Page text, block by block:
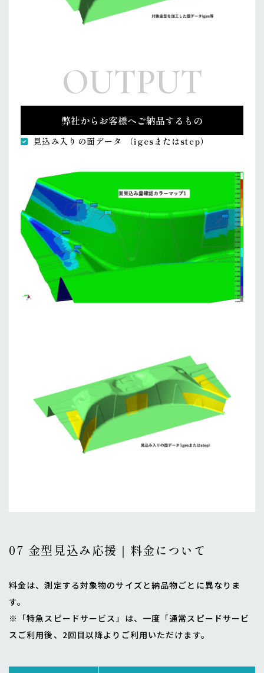
OUTPUT
弊社からお客様へご納品するもの
見込み入りの面データ （igesまたはstep）
07 金型見込み応援｜料金について
料金は、測定する対象物のサイズと納品物ごとに異なりま
す。
※「特急スピードサービス」は、一度「通常スピードサービ
スご利用後、2回目以降よりご利用いただけます。